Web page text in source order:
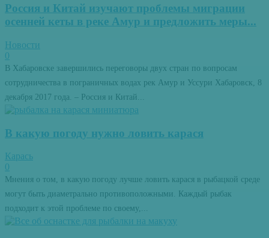
Россия и Китай изучают проблемы миграции
осенней кеты в реке Амур и предложить меры...
Новости
0
В Хабаровске завершились переговоры двух стран по вопросам
сотрудничества в пограничных водах рек Амур и Уссури Хабаровск, 8
декабря 2017 года. – Россия и Китай...
В какую погоду нужно ловить карася
Карась
0
Мнения о том, в какую погоду лучше ловить карася в рыбацкой среде
могут быть диаметрально противоположными. Каждый рыбак
подходит к этой проблеме по своему,...